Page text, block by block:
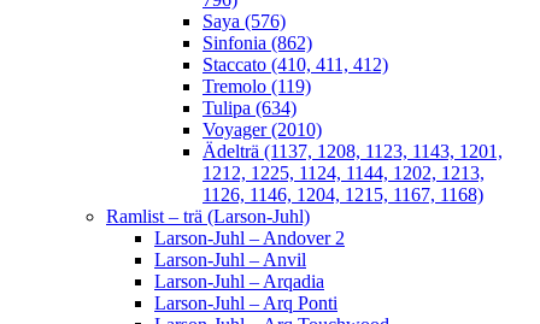
Saya (576)
Sinfonia (862)
Staccato (410, 411, 412)
Tremolo (119)
Tulipa (634)
Voyager (2010)
Ädelträ (1137, 1208, 1123, 1143, 1201,
1212, 1225, 1124, 1144, 1202, 1213,
1126, 1146, 1204, 1215, 1167, 1168)
Ramlist – trä (Larson-Juhl)
Larson-Juhl – Andover 2
Larson-Juhl – Anvil
Larson-Juhl – Arqadia
Larson-Juhl – Arq Ponti